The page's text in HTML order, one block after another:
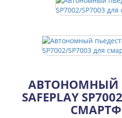
АВТОНОМНЫЙ
SAFEPLAY